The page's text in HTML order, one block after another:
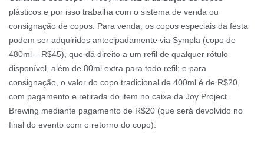
plásticos e por isso trabalha com o sistema de venda ou
consignação de copos. Para venda, os copos especiais da festa
podem ser adquiridos antecipadamente via Sympla (copo de
480ml – R$45), que dá direito a um refil de qualquer rótulo
disponível, além de 80ml extra para todo refil; e para
consignação, o valor do copo tradicional de 400ml é de R$20,
com pagamento e retirada do item no caixa da Joy Project
Brewing mediante pagamento de R$20 (que será devolvido no
final do evento com o retorno do copo).